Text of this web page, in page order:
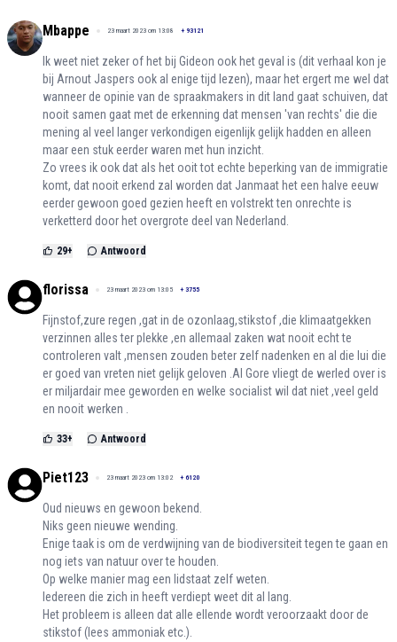
Mbappe 23 maart 2023 om 13:08 + 93121
Ik weet niet zeker of het bij Gideon ook het geval is (dit verhaal kon je
bij Arnout Jaspers ook al enige tijd lezen), maar het ergert me wel dat
wanneer de opinie van de spraakmakers in dit land gaat schuiven, dat
nooit samen gaat met de erkenning dat mensen 'van rechts' die die
mening al veel langer verkondigen eigenlijk gelijk hadden en alleen
maar een stuk eerder waren met hun inzicht.
Zo vrees ik ook dat als het ooit tot echte beperking van de immigratie
komt, dat nooit erkend zal worden dat Janmaat het een halve eeuw
eerder gewoon goed gezien heeft en volstrekt ten onrechte is
verketterd door het overgrote deel van Nederland.
29+ Antwoord
florissa 23 maart 2023 om 13:05 + 3755
Fijnstof,zure regen ,gat in de ozonlaag,stikstof ,die klimaatgekken
verzinnen alles ter plekke ,en allemaal zaken wat nooit echt te
controleren valt ,mensen zouden beter zelf nadenken en al die lui die
er goed van vreten niet gelijk geloven .Al Gore vliegt de werled over is
er miljardair mee geworden en welke socialist wil dat niet ,veel geld
en nooit werken .
33+ Antwoord
Piet123 23 maart 2023 om 13:02 + 6120
Oud nieuws en gewoon bekend.
Niks geen nieuwe wending.
Enige taak is om de verdwijning van de biodiversiteit tegen te gaan en
nog iets van natuur over te houden.
Op welke manier mag een lidstaat zelf weten.
Iedereen die zich in heeft verdiept weet dit al lang.
Het probleem is alleen dat alle ellende wordt veroorzaakt door de
stikstof (lees ammoniak etc.).